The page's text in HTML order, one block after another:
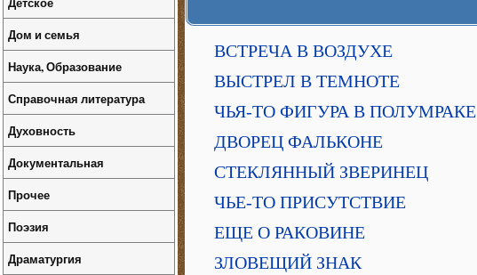
ВСТРЕЧА В ВОЗДУХЕ
ВЫСТРЕЛ В ТЕМНОТЕ
ЧЬЯ-ТО ФИГУРА В ПОЛУМРАКЕ
ДВОРЕЦ ФАЛЬКОНЕ
СТЕКЛЯННЫЙ ЗВЕРИНЕЦ
ЧЬЕ-ТО ПРИСУТСТВИЕ
ЕЩЕ О РАКОВИНЕ
ЗЛОВЕЩИЙ ЗНАК
Дом и семья
Наука, Образование
Справочная литература
Духовность
Документальная
Прочее
Поэзия
Драматургия